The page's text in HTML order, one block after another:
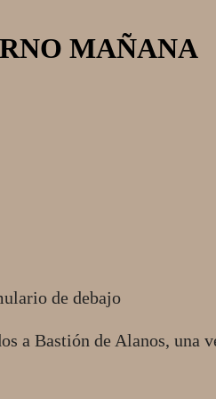
MAÑANA
de debajo
a Bastión de Alanos,